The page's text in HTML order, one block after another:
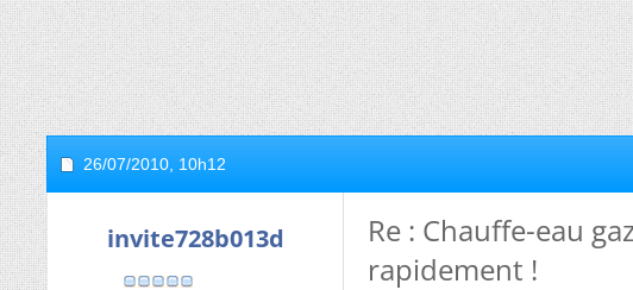
26/07/2010, 10h12
invite728b013d
Re : Chauffe-eau
rapidement !